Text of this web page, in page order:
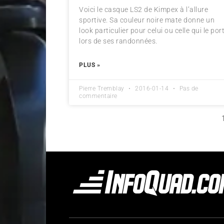
Voici le casque LS2 de Kimpex à l’allure
sportive. Sa couleur noire mate donne un
look particulier pour celui ou celle qui le
lors de ses randonnées.
PLUS »
Pierre Tremblay 2016-01-14
Pas de
commentaire
1